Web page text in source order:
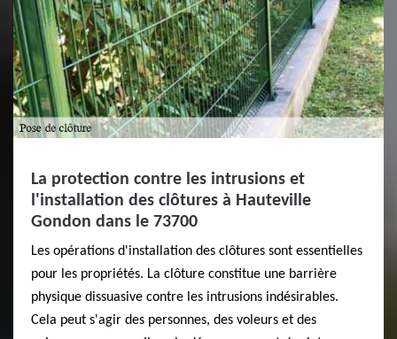
La protection contre les intrusions et
l'installation des clôtures à Hauteville
Gondon dans le 73700
Les opérations d'installation des clôtures sont essentielles
pour les propriétés. La clôture constitue une barrière
physique dissuasive contre les intrusions indésirables.
Cela peut s'agir des personnes, des voleurs et des